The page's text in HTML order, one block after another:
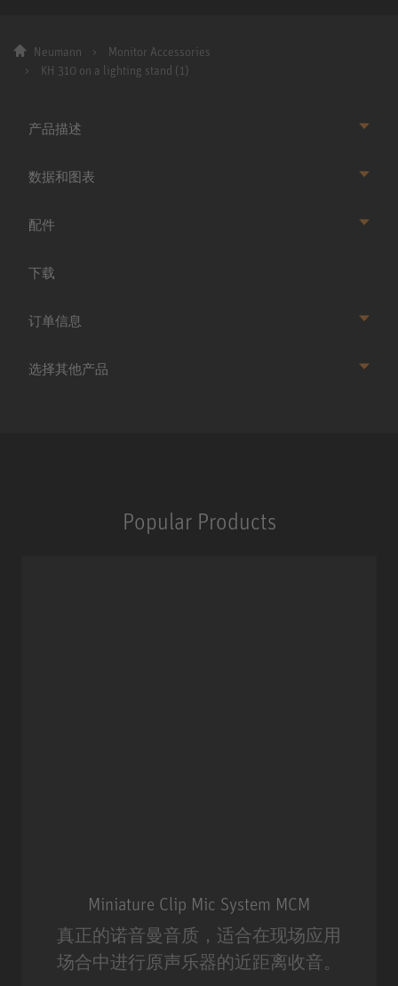
Neumann
Monitor Accessories
KH 310 on a lighting stand (1)
产品描述
数据和图表
配件
下载
订单信息
选择其他产品
Popular Products
Miniature Clip Mic System MCM
真正的诺音曼音质，适合在现场应用
场合中进行原声乐器的近距离收音。